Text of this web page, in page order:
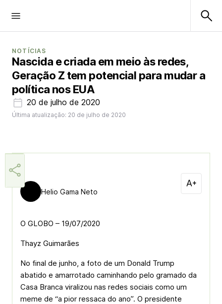
NOTÍCIAS
Nascida e criada em meio às redes,
Geração Z tem potencial para mudar a
política nos EUA
20 de julho de 2020
Última atualização: 20 de julho de 2020
Helio Gama Neto
O GLOBO – 19/07/2020
Thayz Guimarães
No final de junho, a foto de um Donald Trump
abatido e amarrotado caminhando pelo gramado da
Casa Branca viralizou nas redes sociais como um
meme de “a pior ressaca do ano”. O presidente